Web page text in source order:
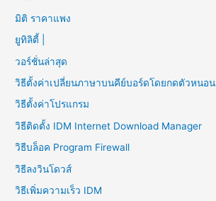
มิติ ราคาแพง
ยูทิลิตี้ |
วอร์ชั่นล่าสุด
วิธีตั้งค่าเปลี่ยนภาษาบนคีย์บอร์ดโดยกดตัวหนอน
วิธีตั้งค่าโปรแกรม
วิธีติดตั้ง IDM Internet Download Manager
วิธีบล็อค Program Firewall
วิธีลงวินโดวส์
วิธีเพิ่มความเร็ว IDM